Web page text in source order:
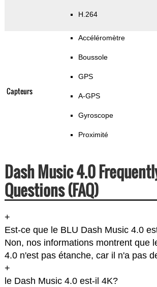
H.264
Capteurs
Accéléromètre
Boussole
GPS
A-GPS
Gyroscope
Proximité
Dash Music 4.0
Questions (FAQ)
+
Est-ce que le BLU Dash Music 4.0
Non, nos informations montrent que
4.0 n'est pas étanche, car il n'a pas
+
le Dash Music 4.0 est-il 4K?